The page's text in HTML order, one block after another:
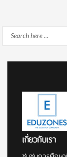
Search
เกี่ยวกับเรา